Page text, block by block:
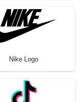
Nike Logo